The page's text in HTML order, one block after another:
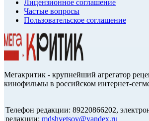
Лицензионное соглашение
Частые вопросы
Пользовательское соглашение
Мегакритик - крупнейший агрегатор
кинофильмы в российском интернет-
Телефон редакции: 89220866202,
редакции: mdshvetsov@yandex.ru